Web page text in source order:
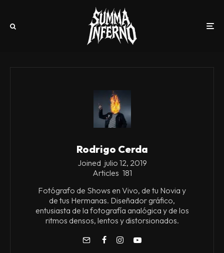
Rodrigo Cerda
Joined julio 12, 2019
Articles 181
Fotógrafo de Shows en Vivo, de tu Novia y
de tus Hermanas. Diseñador gráfico,
entusiasta de la fotografía analógica y de los
ritmos densos, lentos y distorsionados.